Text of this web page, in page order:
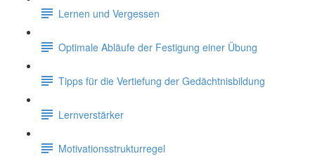
Lernen und Vergessen
Optimale Abläufe der Festigung einer Übung
Tipps für die Vertiefung der Gedächtnisbildung
Lernverstärker
Motivationsstrukturregel